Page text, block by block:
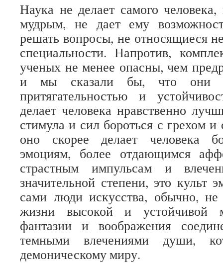
Наука не делает самого
мудрым, не дает ему
решать вопросы, не относящиеся
специальности. Напротив,
ученых не менее опасны, чем
и мы сказали бы, что они
притягательностью и
делает человека нравственно
стимула и сил бороться с грехом и
оно скорее делает человека
эмоциям, более отдающимся
страстным импульсам и
значительной степени, это культ
сами люди искусства, обычно, не
жизни высокой и
фантазии и воображения
темными влечениями души,
демоническому миру.